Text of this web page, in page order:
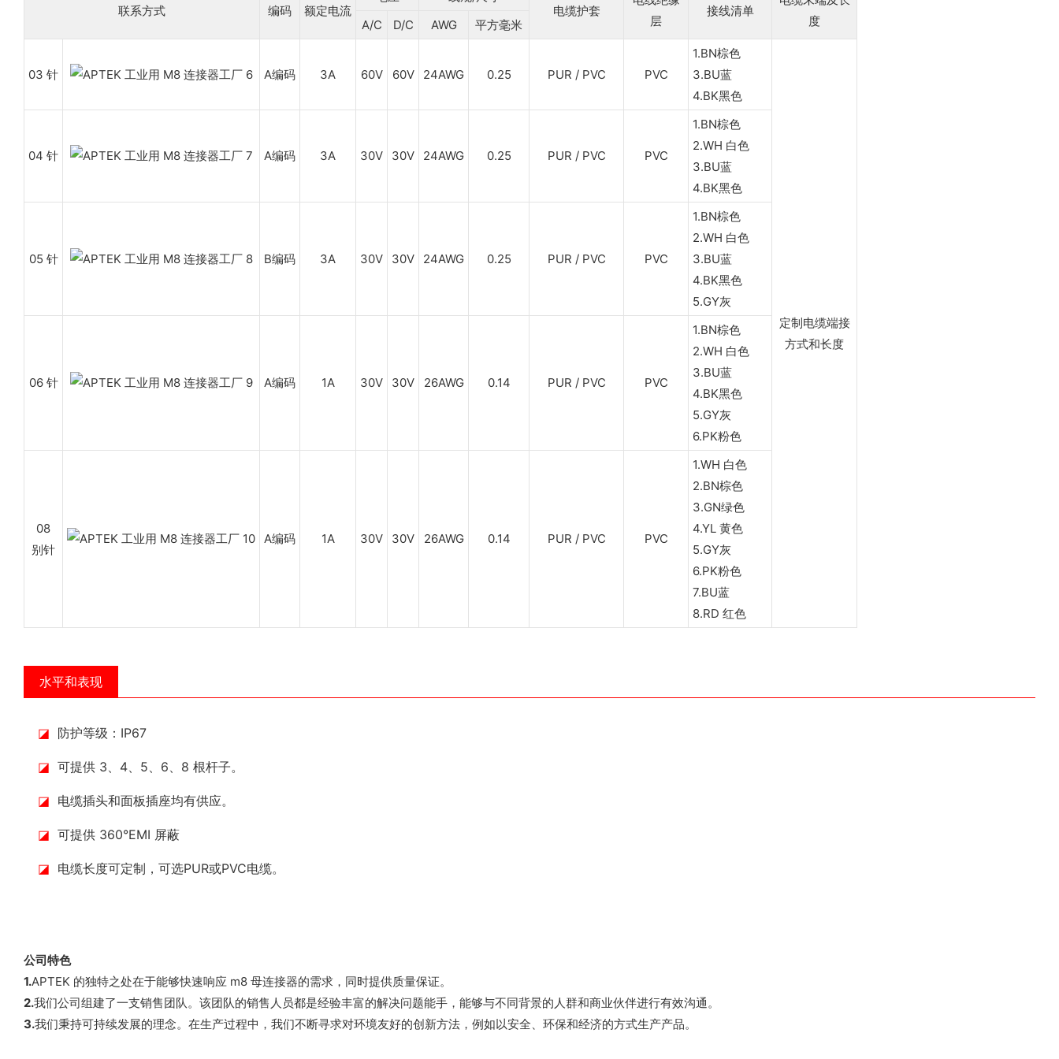
联系方式 编码 额定电流
电缆护套
层
接线清单
度
A/C D/C AWG 平方毫米
03 针 A编码 3A 60V 60V 24AWG 0.25 PUR / PVC PVC
1.BN棕色
3.BU蓝
4.BK黑色
定制电缆端接
方式和长度
04 针 A编码 3A 30V 30V 24AWG 0.25 PUR / PVC PVC
1.BN棕色
2.WH 白色
3.BU蓝
4.BK黑色
05 针 B编码 3A 30V 30V 24AWG 0.25 PUR / PVC PVC
1.BN棕色
2.WH 白色
3.BU蓝
4.BK黑色
5.GY灰
06 针 A编码 1A 30V 30V 26AWG 0.14 PUR / PVC PVC
1.BN棕色
2.WH 白色
3.BU蓝
4.BK黑色
5.GY灰
6.PK粉色
08
别针
A编码 1A 30V 30V 26AWG 0.14 PUR / PVC PVC
1.WH 白色
2.BN棕色
3.GN绿色
4.YL 黄色
5.GY灰
6.PK粉色
7.BU蓝
8.RD 红色
水平和表现
◪ 防护等级：IP67
◪ 可提供 3、4、5、6、8 根杆子。
◪ 电缆插头和面板插座均有供应。
◪ 可提供 360°EMI 屏蔽
◪ 电缆长度可定制，可选PUR或PVC电缆。
公司特色
1.APTEK 的独特之处在于能够快速响应 m8 母连接器的需求，同时提供质量保证。
2.我们公司组建了一支销售团队。该团队的销售人员都是经验丰富的解决问题能手，能够与不同背景的人群和商业伙伴进行有效沟通。
3.我们秉持可持续发展的理念。在生产过程中，我们不断寻求对环境友好的创新方法，例如以安全、环保和经济的方式生产产品。